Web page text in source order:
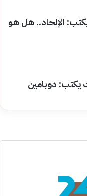
الإلحاد.. هل هو
يكتب: دوبامين